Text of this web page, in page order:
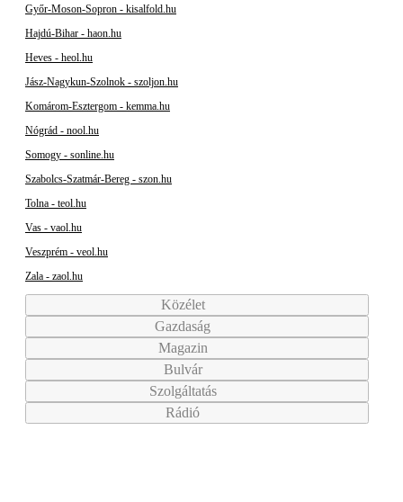
Győr-Moson-Sopron - kisalfold.hu
Hajdú-Bihar - haon.hu
Heves - heol.hu
Jász-Nagykun-Szolnok - szoljon.hu
Komárom-Esztergom - kemma.hu
Nógrád - nool.hu
Somogy - sonline.hu
Szabolcs-Szatmár-Bereg - szon.hu
Tolna - teol.hu
Vas - vaol.hu
Veszprém - veol.hu
Zala - zaol.hu
Közélet
Gazdaság
Magazin
Bulvár
Szolgáltatás
Rádió